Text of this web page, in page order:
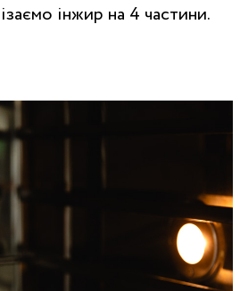
інжир на 4 частини.